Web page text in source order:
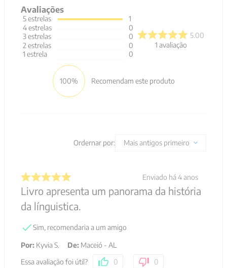
Avaliações
5estrelas
4estrelas
3estrelas
2 estrelas
1 estrela
1
0
0
0
0
5.00
1 avaliação
100% Recomendam este produto
Ordernar por: Mais antigos primeiro
Enviado há 4 anos
Livro apresenta um panorama da história
da línguistica.
Sim, recomendaria a um amigo
Por: Kyvia S. De: Maceió - AL
Essa avaliação foi útil?
0 0